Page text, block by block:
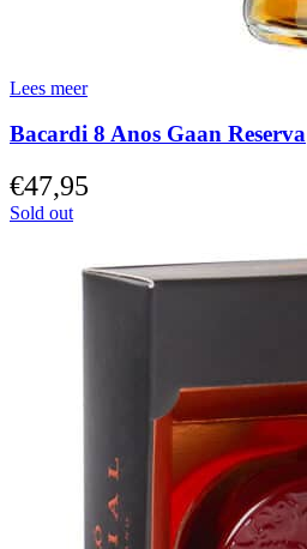
Lees meer
Bacardi 8 Anos Gaan Reserva
€47,95
Sold out